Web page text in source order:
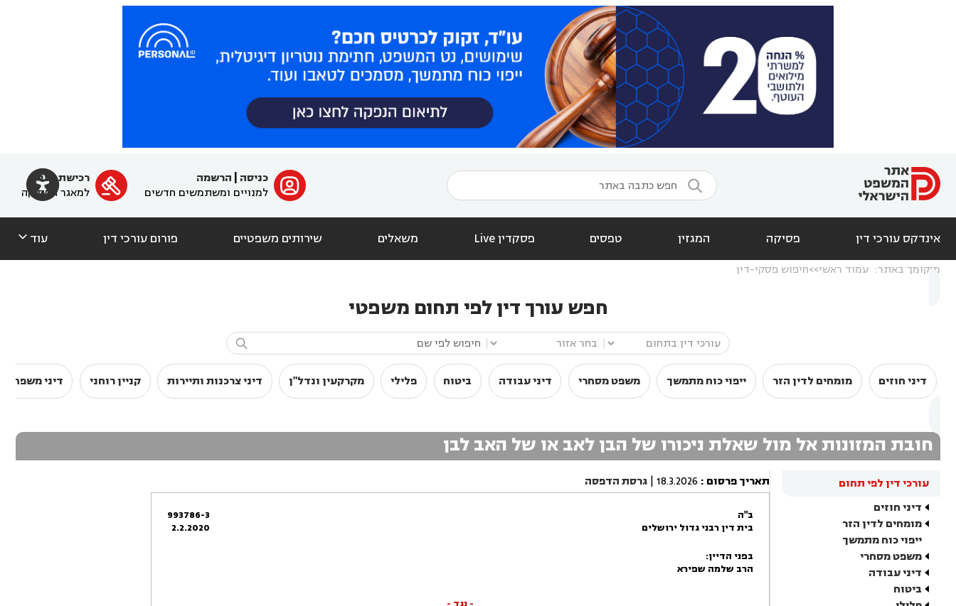
  ﱐ כניסה
הרשמה
למנויים ומשתמשים חדשים

רכישת מנוי
למאגר הפסיקה
אינדקס עורכי דין פסיקה המגזין טפסים פסקדין Live משאלים שירותים משפטיים פורום עורכי דין עוד 
מיקומך באתר: עמוד ראשי חיפוש פסקי-דין
חפש עורך דין לפי תחום משפטי

דיני חוזים מומחים לדין הזר ייפוי כוח מתמשך משפט מסחרי דיני עבודה ביטוח פלילי מקרקעין ונדל"ן דיני צרכנות ותיירות קניין רוחני דיני משפחה
חובת המזונות אל מול שאלת ניכורו של הבן לאב או של האב לבן
עורכי דין לפי תחום
דיני חוזים
מומחים לדין הזר
ייפוי כוח מתמשך
משפט מסחרי
דיני עבודה
ביטוח
תאריך פרסום :
18.3.2026
| גרסת הדפסה
ב"ה
בית דין רבני גדול ירושלים
993786-3
2.2.2020
בפני הדיין:
הרב שלמה שפירא